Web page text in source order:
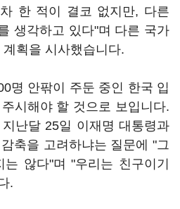
한 적이 결코 없지만, 다른
생각하고 있다"며 다른 국가
획을 시사했습니다.
명 안팎이 주둔 중인 한국 입
시해야 할 것으로 보입니다.
난달 25일 이재명 대통령과
축을 고려하냐는 질문에 "그
않다"며 "우리는 친구이기
.